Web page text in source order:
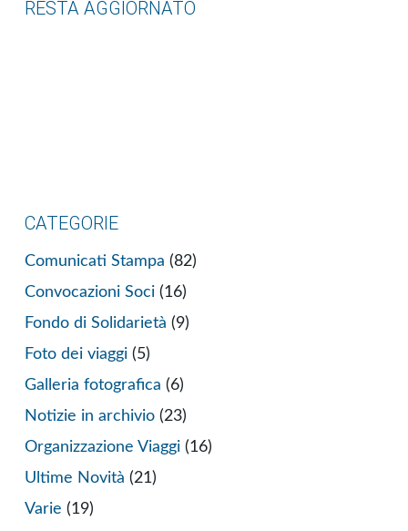
RESTA AGGIORNATO
CATEGORIE
Comunicati Stampa (82)
Convocazioni Soci (16)
Fondo di Solidarietà (9)
Foto dei viaggi (5)
Galleria fotografica (6)
Notizie in archivio (23)
Organizzazione Viaggi (16)
Ultime Novità (21)
Varie (19)